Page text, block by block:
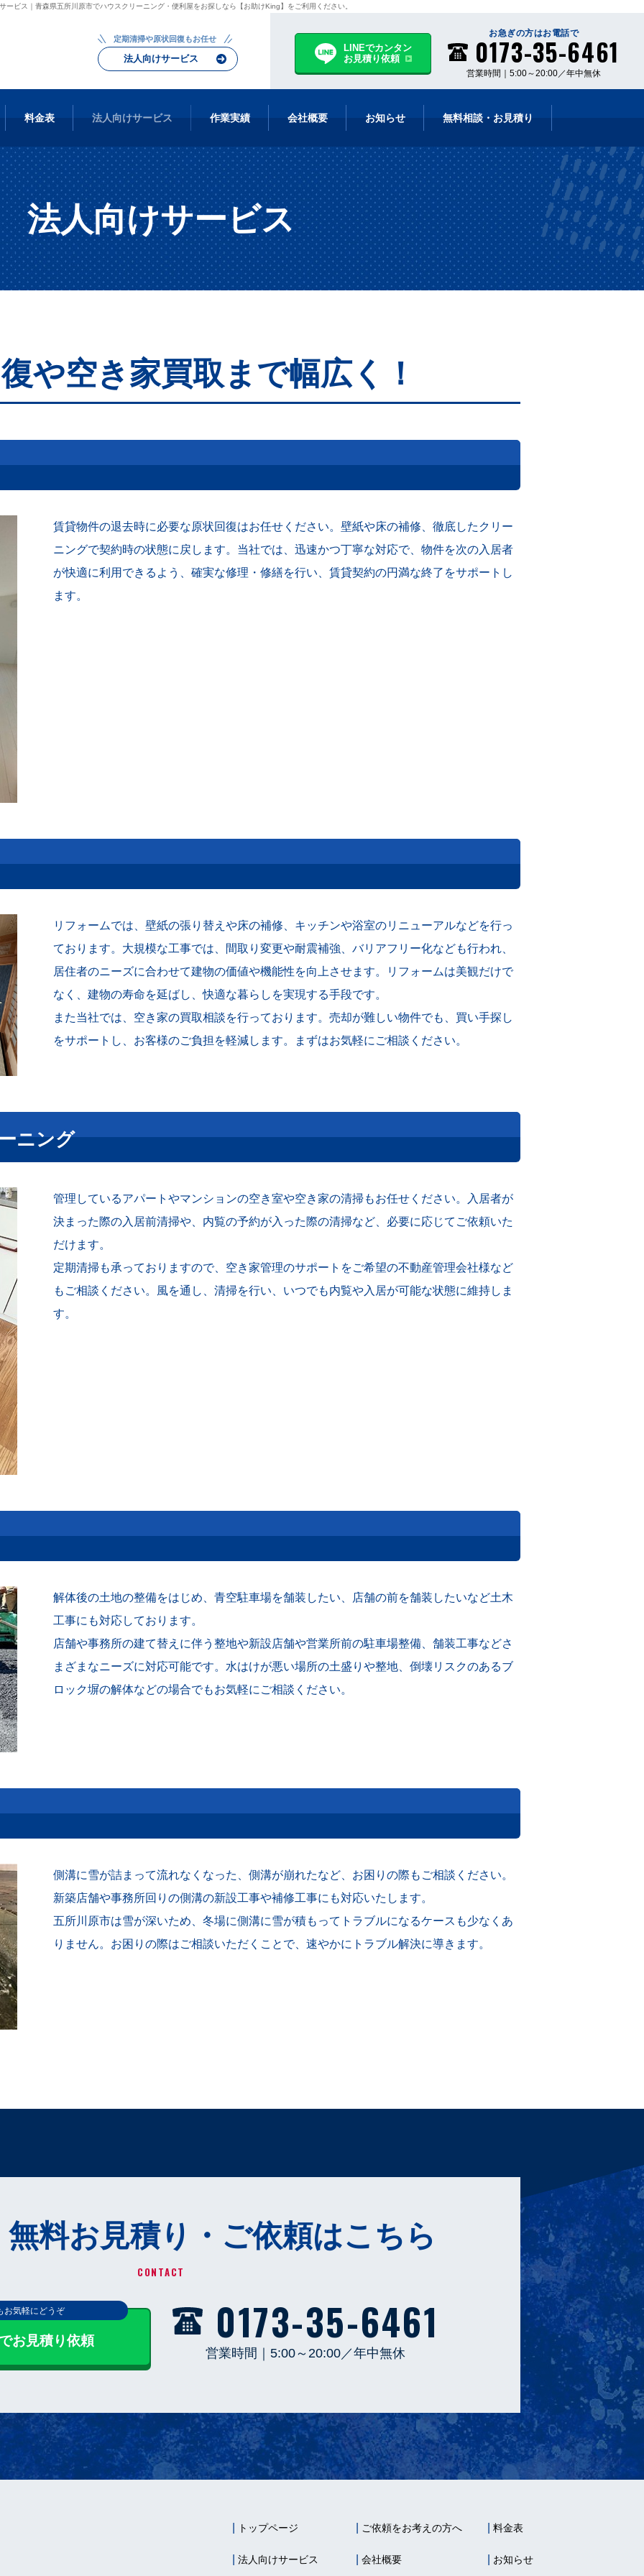
ービス ｜青森県五所川原市でハウスクリーニング・便利屋をお探しなら【お助けKing】をご利用ください。
定期清掃や原状回復もお任せ
法人向けサービス
LINEでカンタン
お見積り依頼
お急ぎの方はお電話で
0173-35-6461
営業時間｜5:00～20:00／年中無休
料金表 法人向けサービス 作業実績
ハウスクリーニング
庭仕事
その他
法人様向け
会社概要 お知らせ
お客様の声
無料相談・お見積り
法人向けサービス
や空き家買取まで幅広く！
賃貸物件の退去時に必要な原状回復はお任せください。壁紙や床の補修、徹底したクリー
ニングで契約時の状態に戻します。当社では、迅速かつ丁寧な対応で、物件を次の入居者
が快適に利用できるよう、確実な修理・修繕を行い、賃貸契約の円満な終了をサポートし
ます。
リフォームでは、壁紙の張り替えや床の補修、キッチンや浴室のリニューアルなどを行っ
ております。大規模な工事では、間取り変更や耐震補強、バリアフリー化なども行われ、
居住者のニーズに合わせて建物の価値や機能性を向上させます。リフォームは美観だけで
なく、建物の寿命を延ばし、快適な暮らしを実現する手段です。
また当社では、空き家の買取相談を行っております。売却が難しい物件でも、買い手探し
をサポートし、お客様のご負担を軽減します。まずはお気軽にご相談ください。
ニング
管理しているアパートやマンションの空き室や空き家の清掃もお任せください。入居者が
決まった際の入居前清掃や、内覧の予約が入った際の清掃など、必要に応じてご依頼いた
だけます。
定期清掃も承っておりますので、空き家管理のサポートをご希望の不動産管理会社様など
もご相談ください。風を通し、清掃を行い、いつでも内覧や入居が可能な状態に維持しま
す。
解体後の土地の整備をはじめ、青空駐車場を舗装したい、店舗の前を舗装したいなど土木
工事にも対応しております。
店舗や事務所の建て替えに伴う整地や新設店舗や営業所前の駐車場整備、舗装工事などさ
まざまなニーズに対応可能です。水はけが悪い場所の土盛りや整地、倒壊リスクのあるブ
ロック塀の解体などの場合でもお気軽にご相談ください。
側溝に雪が詰まって流れなくなった、側溝が崩れたなど、お困りの際もご相談ください。
新築店舗や事務所回りの側溝の新設工事や補修工事にも対応いたします。
五所川原市は雪が深いため、冬場に側溝に雪が積もってトラブルになるケースも少なくあ
りません。お困りの際はご相談いただくことで、速やかにトラブル解決に導きます。
料お見積り・ご依頼はこちら
CONTACT
お気軽にどうぞ
お見積り依頼 0173-35-6461
営業時間｜5:00～20:00／年中無休
トップページ ご依頼をお考えの方へ 料金表
法人向けサービス 会社概要 お知らせ